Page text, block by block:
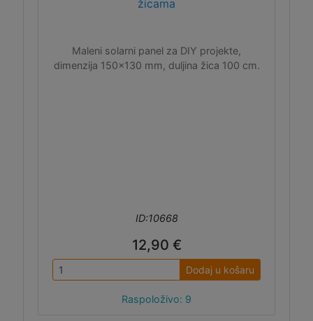
žicama
Maleni solarni panel za DIY projekte,
dimenzija 150x130 mm, duljina žica 100 cm.
ID:10668
12,90 €
Dodaj u košaru
Raspoloživo: 9